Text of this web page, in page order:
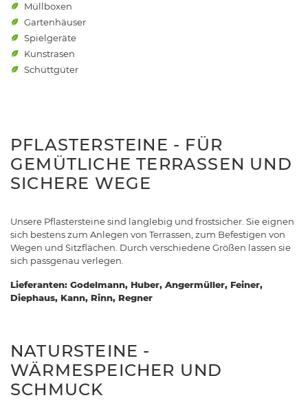
Müllboxen
Gartenhäuser
Spielgeräte
Kunstrasen
Schüttgüter
PFLASTERSTEINE - FÜR
GEMÜTLICHE TERRASSEN UND
SICHERE WEGE
Unsere Pflastersteine sind langlebig und frostsicher. Sie eignen
sich bestens zum Anlegen von Terrassen, zum Befestigen von
Wegen und Sitzflächen. Durch verschiedene Größen lassen sie
sich passgenau verlegen.
Lieferanten: Godelmann, Huber, Angermüller, Feiner,
Diephaus, Kann, Rinn, Regner
NATURSTEINE -
WÄRMESPEICHER UND
SCHMUCK